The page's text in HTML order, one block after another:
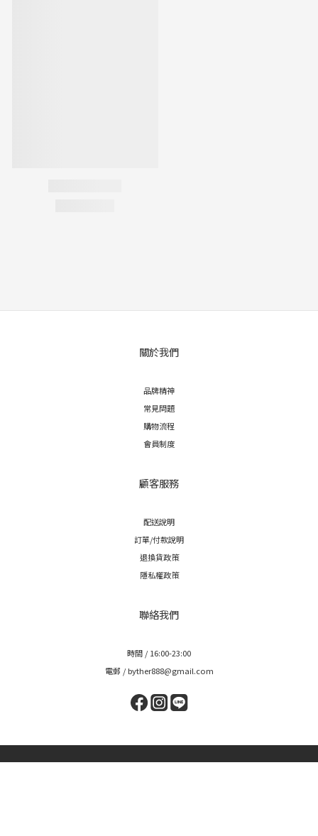
關於我們
品牌精神
常見問題
購物流程
會員制度
顧客服務
配送說明
訂單/付款說明
退換貨政策
隱私權政策
聯絡我們
時間 / 16:00-23:00
電郵 / byther888@gmail.com